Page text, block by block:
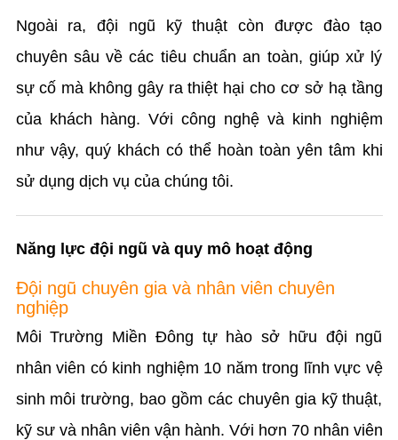
Ngoài ra, đội ngũ kỹ thuật còn được đào tạo
chuyên sâu về các tiêu chuẩn an toàn, giúp xử lý
sự cố mà không gây ra thiệt hại cho cơ sở hạ tầng
của khách hàng. Với công nghệ và kinh nghiệm
như vậy, quý khách có thể hoàn toàn yên tâm khi
sử dụng dịch vụ của chúng tôi.
Năng lực đội ngũ và quy mô hoạt động
Đội ngũ chuyên gia và nhân viên chuyên
nghiệp
Môi Trường Miền Đông tự hào sở hữu đội ngũ
nhân viên có kinh nghiệm 10 năm trong lĩnh vực vệ
sinh môi trường, bao gồm các chuyên gia kỹ thuật,
kỹ sư và nhân viên vận hành. Với hơn 70 nhân viên